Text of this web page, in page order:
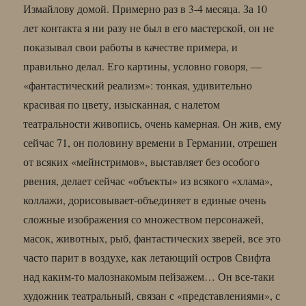
Измайлову домой. Примерно раз в 3-4 месяца. За 10
лет контакта я ни разу не был в его мастерской, он не
показывал свои работы в качестве примера, и
правильно делал. Его картины, условно говоря, —
«фантастический реализм»: тонкая, удивительно
красивая по цвету, изысканная, с налетом
театральности живопись, очень камерная. Он жив, ему
сейчас 71, он половину времени в Германии, отрешен
от всяких «мейнстримов», выставляет без особого
рвения, делает сейчас «объекты» из всякого «хлама»,
коллажи, дорисовывает-объединяет в единые очень
сложные изображения со множеством персонажей,
масок, животных, рыб, фантастических зверей, все это
часто парит в воздухе, как летающий остров Свифта
над каким-то малознакомым пейзажем… Он все-таки
художник театральный, связан с «представлениями», с